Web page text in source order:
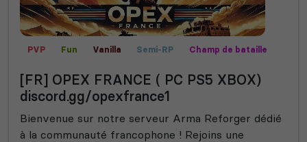
PVP Fun Vanilla Semi-RP
Champ de bataille
[FR] OPEX FRANCE ( PC PS5 XBOX)
discord.gg/opexfrance1
Bienvenue sur notre serveur Arma Reforger dédié
à la communauté francophone ! Rejoins une